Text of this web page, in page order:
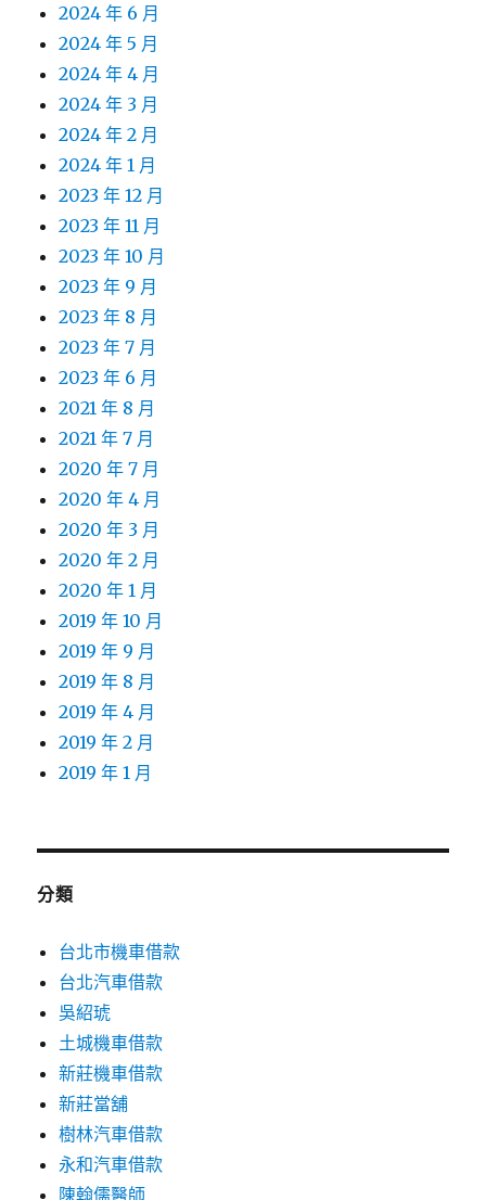
2024 年 6 月
2024 年 5 月
2024 年 4 月
2024 年 3 月
2024 年 2 月
2024 年 1 月
2023 年 12 月
2023 年 11 月
2023 年 10 月
2023 年 9 月
2023 年 8 月
2023 年 7 月
2023 年 6 月
2021 年 8 月
2021 年 7 月
2020 年 7 月
2020 年 4 月
2020 年 3 月
2020 年 2 月
2020 年 1 月
2019 年 10 月
2019 年 9 月
2019 年 8 月
2019 年 4 月
2019 年 2 月
2019 年 1 月
分類
台北市機車借款
台北汽車借款
吳紹琥
土城機車借款
新莊機車借款
新莊當舖
樹林汽車借款
永和汽車借款
陳翰儒醫師